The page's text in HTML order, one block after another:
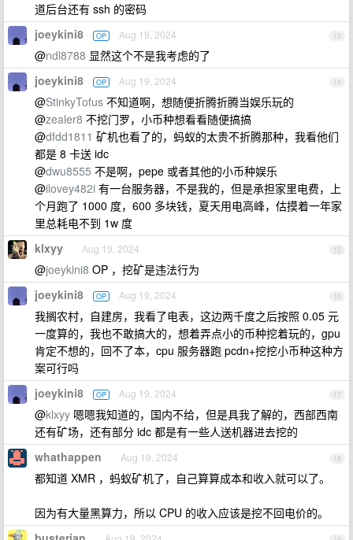
道后台还有 ssh 的密码
13
joeykini8 OP Aug 19, 2024
@ndl8788 显然这个不是我考虑的了
14
joeykini8 OP Aug 19, 2024
@StinkyTofus 不知道啊，想随便折腾折腾当娱乐玩的
@zealer8 不挖门罗，小币种想看看随便搞搞
@dfdd1811 矿机也看了的，蚂蚁的太贵不折腾那种，我看他们
都是 8 卡送 idc
@dwu8555 不是啊，pepe 或者其他的小币种娱乐
@ilovey482i 有一台服务器，不是我的，但是承担家里电费，上
个月跑了 1000 度，600 多块钱，夏天用电高峰，估摸着一年家
里总耗电不到 1w 度
15
klxyy Aug 19, 2024
@joeykini8 OP ，挖矿是违法行为
16
joeykini8 OP Aug 19, 2024
我搁农村，自建房，我看了电表，这边两千度之后按照 0.05 元
一度算的，我也不敢搞大的，想着弄点小的币种挖着玩的，gpu
肯定不想的，回不了本，cpu 服务器跑 pcdn+挖挖小币种这种方
案可行吗
17
joeykini8 OP Aug 19, 2024
@klxyy 嗯嗯我知道的，国内不给，但是具我了解的，西部西南
还有矿场，还有部分 idc 都是有一些人送机器进去挖的
18
whathappen Aug 19, 2024
都知道 XMR ，蚂蚁矿机了，自己算算成本和收入就可以了。
因为有大量黑算力，所以 CPU 的收入应该是挖不回电价的。